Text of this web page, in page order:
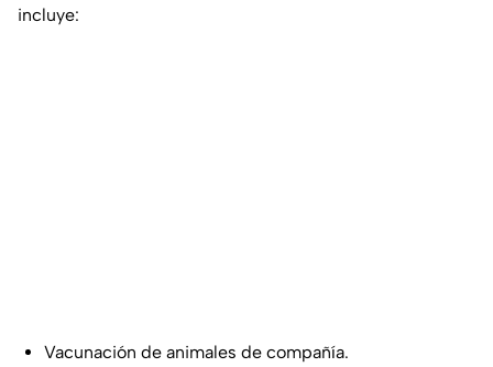
incluye:
Vacunación de animales de compañía.